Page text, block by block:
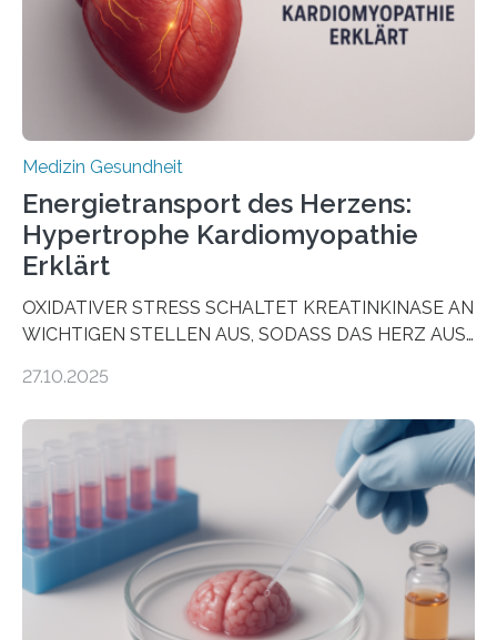
dienen könnte. Darmkrebs zählt weltweit zu den
häufigsten Krebsarten und stellt…
Medizin Gesundheit
Energietransport des Herzens:
Hypertrophe Kardiomyopathie
Erklärt
OXIDATIVER STRESS SCHALTET KREATINKINASE AN
WICHTIGEN STELLEN AUS, SODASS DAS HERZ AUS
aus dem Deutschen Zentrum für Herzinsuffizienz
im Journal Circulation, warum der Energietransport bei
der Hypertrophen Kardiomyopathie (HCM) versagen
kann und wie sich durch eine Verringerung der
Herzbelastung und des oxidativen Stresses
Rhythmusstörungen reduzieren lassen. Würzburg. Die
hypertrophe Kardiomyopathie (HCM) ist die häufigste
erblich bedingte Herzerkrankung. Sie führt dazu, dass
sich die linke Herzkammer verdickt, der Herzmuskel zu
27.10.2025